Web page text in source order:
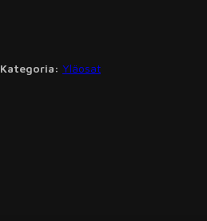
Kategoria: Yläosat